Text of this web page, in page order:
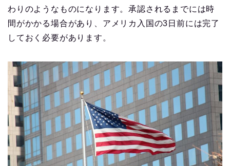
わりのようなものになります。承認されるまでには時
間がかかる場合があり、アメリカ入国の3日前には完了
しておく必要があります。